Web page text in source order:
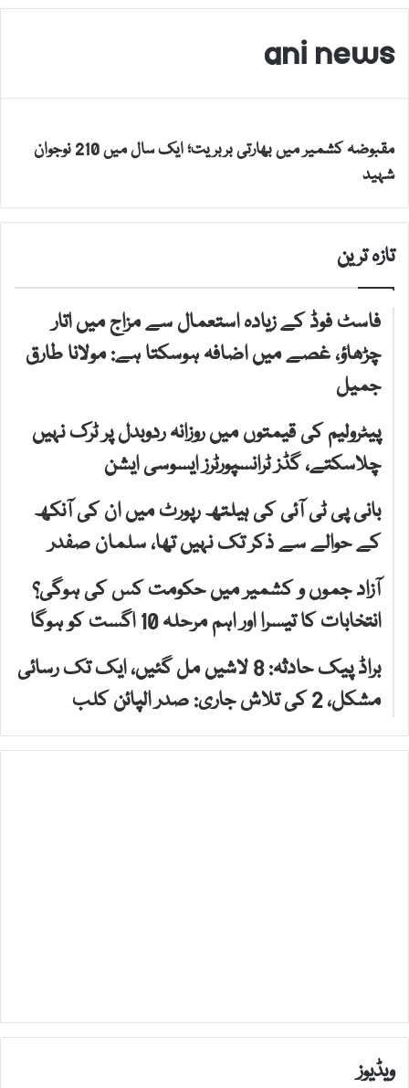
ani news
مقبوضہ کشمیر میں بھارتی بربریت؛ ایک سال میں 210 نوجوان
شہید
تازہ ترین
فاسٹ فوڈ کے زیادہ استعمال سے مزاج میں اتار
چڑھاؤ، غصے میں اضافہ ہوسکتا ہے: مولانا طارق
جمیل
پیٹرولیم کی قیمتوں میں روزانہ ردوبدل پر ٹرک نہیں
چلاسکتے، گڈز ٹرانسپورٹرز ایسوسی ایشن
بانی پی ٹی آئی کی ہیلتھ رپورٹ میں ان کی آنکھ
کے حوالے سے ذکر تک نہیں تھا، سلمان صفدر
آزاد جموں و کشمیر میں حکومت کس کی ہوگی؟
انتخابات کا تیسرا اور اہم مرحلہ 10 اگست کو ہوگا
براڈ پیک حادثہ: 8 لاشیں مل گئیں، ایک تک رسائی
مشکل، 2 کی تلاش جاری: صدر الپائن کلب
ویڈیوز